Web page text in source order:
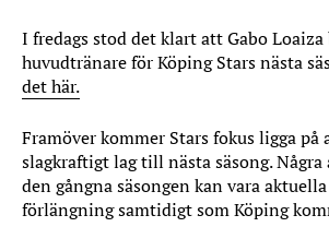
I fredags stod det klart att Gabo
huvudtränare för Köping Stars nästa
det här.
Framöver kommer Stars fokus ligga på
slagkraftigt lag till nästa säsong. Några
den gångna säsongen kan vara
förlängning samtidigt som Köping